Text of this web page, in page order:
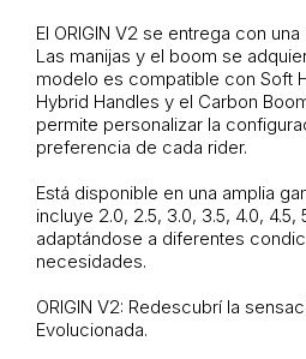
El ORIGIN V2 se entrega con
Las manijas y el boom se
modelo es compatible con Soft
Hybrid Handles y el Carbon
permite personalizar la
preferencia de cada rider.
Está disponible en una amplia
incluye 2.0, 2.5, 3.0, 3.5, 4.0, 4.5,
adaptándose a diferentes
necesidades.
ORIGIN V2: Redescubrí la
Evolucionada.